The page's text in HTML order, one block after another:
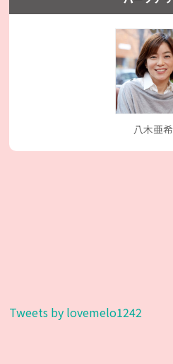
八木亜
Tweets by lovemelo1242